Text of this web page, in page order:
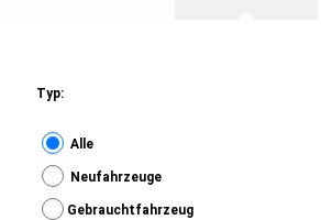
Typ:
Alle
Neufahrzeuge
Gebrauchtfahrzeug